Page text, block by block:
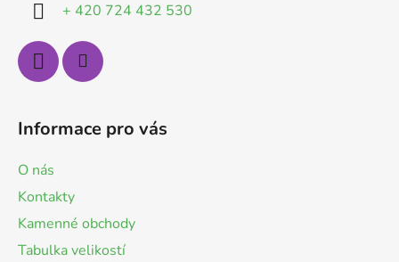
+ 420 724 432 530
Informace pro vás
O nás
Kontakty
Kamenné obchody
Tabulka velikostí